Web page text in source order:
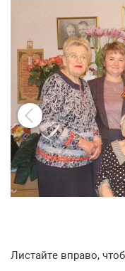
Листайте вправо,